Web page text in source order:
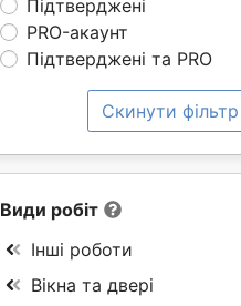
Підтверджені
PRO-акаунт
Підтверджені та PRO
Скинути фільтр
Види робіт
Інші роботи
Вікна та двері